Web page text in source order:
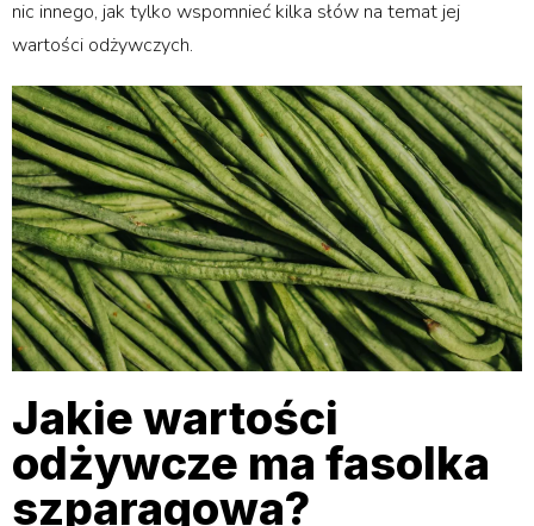
nic innego, jak tylko wspomnieć kilka słów na temat jej
wartości odżywczych.
Jakie wartości
odżywcze ma fasolka
szparagowa?